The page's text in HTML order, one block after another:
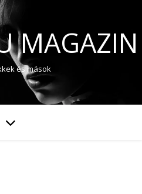
MAGAZIN
és mások